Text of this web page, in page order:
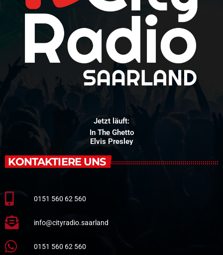
Jetzt läuft:
In The Ghetto
Elvis Presley
KONTAKTIERE UNS
0151 560 62 560
info@cityradio.saarland
0151 560 62 560